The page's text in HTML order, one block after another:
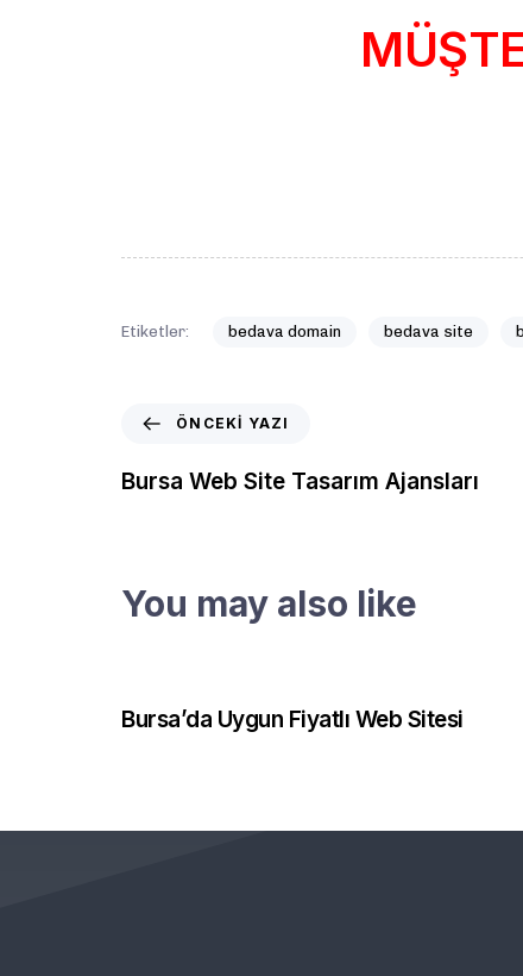
Etiketler: bedava domain bedava site
ÖNCEKI YAZI
Bursa Web Site Tasarım Ajansları
You may also like
Bursa’da Uygun Fiyatlı Web Sitesi